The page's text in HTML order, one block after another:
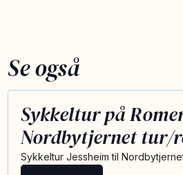
Se også
Sykkeltur på
Nordbytjernet tur/
Sykkeltur Jessheim til